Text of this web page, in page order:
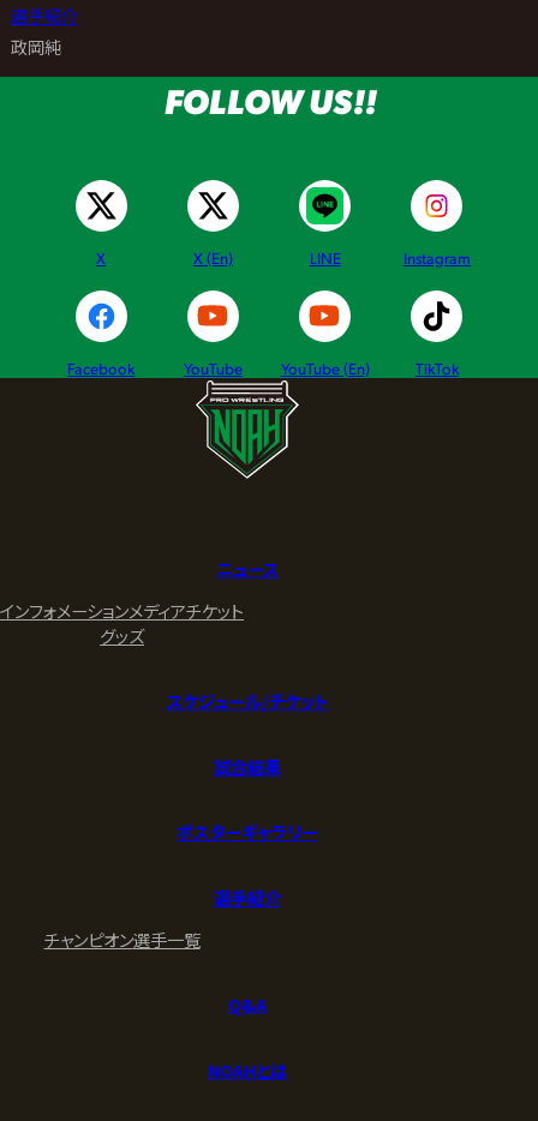
選手紹介
政岡純
FOLLOW US!!
X X (En) LINE Instagram
Facebook YouTube YouTube (En) TikTok
ニュース
インフォメーションメディアチケット
グッズ
スケジュール/チケット
試合結果
ポスターギャラリー
選手紹介
チャンピオン選手一覧
Q&A
NOAHとは